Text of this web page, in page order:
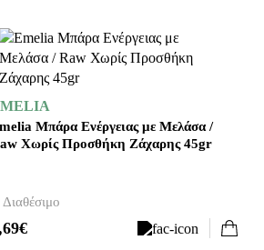
Μπάρα Ενέργειας με Μελάσα /
Χωρίς Προσθήκη Ζάχαρης 45gr
Διαθέσιμο